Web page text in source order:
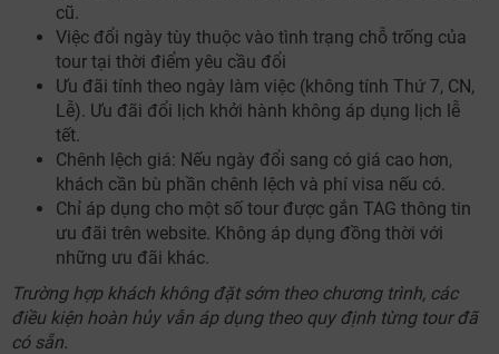
cũ.
Việc đổi ngày tùy thuộc vào tình trạng chỗ trống của
tour tại thời điểm yêu cầu đổi
Ưu đãi tính theo ngày làm việc (không tính Thứ 7, CN,
Lễ). Ưu đãi đổi lịch khởi hành không áp dụng lịch lễ
tết.
Chênh lệch giá: Nếu ngày đổi sang có giá cao hơn,
khách cần bù phần chênh lệch và phí visa nếu có.
Chỉ áp dụng cho một số tour được gắn TAG thông tin
ưu đãi trên website. Không áp dụng đồng thời với
những ưu đãi khác.
Trường hợp khách không đặt sớm theo chương trình, các
điều kiện hoàn hủy vẫn áp dụng theo quy định từng tour đã
có sẵn.